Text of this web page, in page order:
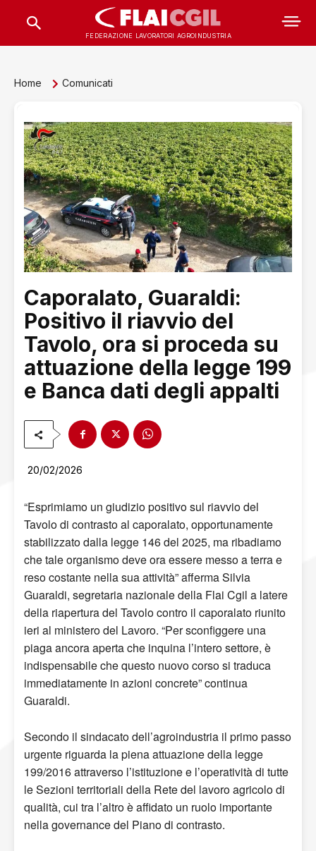
FEDERAZIONE LAVORATORI AGROINDUSTRIA
Home Comunicati
Caporalato, Guaraldi:
Positivo il riavvio del
Tavolo, ora si proceda su
attuazione della legge 199
e Banca dati degli appalti
20/02/2026
“Esprimiamo un giudizio positivo sul riavvio del
Tavolo di contrasto al caporalato, opportunamente
stabilizzato dalla legge 146 del 2025, ma ribadiamo
che tale organismo deve ora essere messo a terra e
reso costante nella sua attività” afferma Silvia
Guaraldi, segretaria nazionale della Flai Cgil a latere
della riapertura del Tavolo contro il caporalato riunito
ieri al ministero del Lavoro. “Per sconfiggere una
piaga ancora aperta che inquina l’intero settore, è
indispensabile che questo nuovo corso si traduca
immediatamente in azioni concrete” continua
Guaraldi.
Secondo il sindacato dell’agroindustria il primo passo
urgente riguarda la piena attuazione della legge
199/2016 attraverso l’istituzione e l’operatività di tutte
le Sezioni territoriali della Rete del lavoro agricolo di
qualità, cui tra l’altro è affidato un ruolo importante
nella governance del Piano di contrasto.